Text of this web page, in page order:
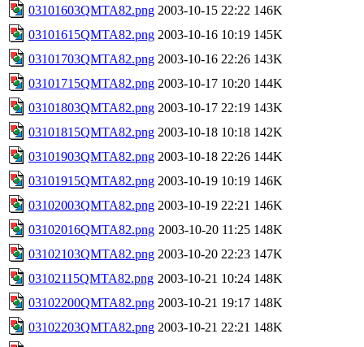
03101603QMTA82.png 2003-10-15 22:22 146K
03101615QMTA82.png 2003-10-16 10:19 145K
03101703QMTA82.png 2003-10-16 22:26 143K
03101715QMTA82.png 2003-10-17 10:20 144K
03101803QMTA82.png 2003-10-17 22:19 143K
03101815QMTA82.png 2003-10-18 10:18 142K
03101903QMTA82.png 2003-10-18 22:26 144K
03101915QMTA82.png 2003-10-19 10:19 146K
03102003QMTA82.png 2003-10-19 22:21 146K
03102016QMTA82.png 2003-10-20 11:25 148K
03102103QMTA82.png 2003-10-20 22:23 147K
03102115QMTA82.png 2003-10-21 10:24 148K
03102200QMTA82.png 2003-10-21 19:17 148K
03102203QMTA82.png 2003-10-21 22:21 148K